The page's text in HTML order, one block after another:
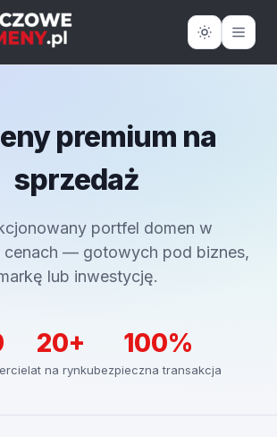
premium na
sprzedaż
portfel domen w
cenach — gotowych pod biznes,
lub inwestycję.
20+
lat na rynku
100%
bezpieczna transakcja